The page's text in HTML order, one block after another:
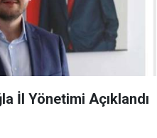
İl Yönetimi Açıklandı